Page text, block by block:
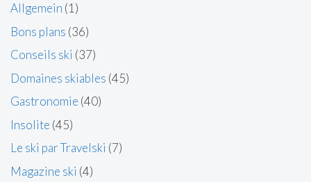
Allgemein (1)
Bons plans (36)
Conseils ski (37)
Domaines skiables (45)
Gastronomie (40)
Insolite (45)
Le ski par Travelski (7)
Magazine ski (4)